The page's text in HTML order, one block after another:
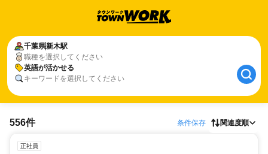
千葉県新木駅
職種を選択してください
英語が活かせる
キーワードを選択してください
556件 条件保存 関連度順
正社員